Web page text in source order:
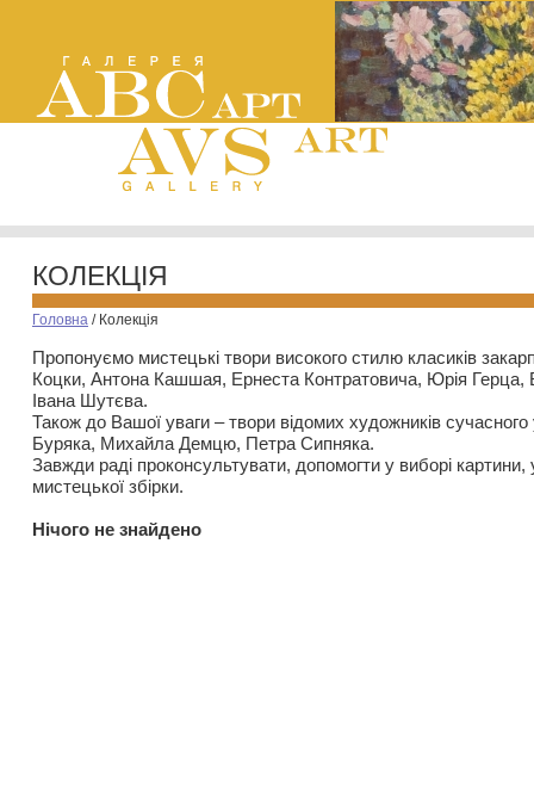
КОЛЕКЦІЯ
Головна / Колекція
Пропонуємо мистецькі твори високого стилю класиків
Коцки, Антона Кашшая, Ернеста Контратовича, Юрія
Івана Шутєва.
Також до Вашої уваги – твори відомих художників
Буряка, Михайла Демцю, Петра Сипняка.
Завжди раді проконсультувати, допомогти у виборі картини,
мистецької збірки.
Нiчого не знайдено